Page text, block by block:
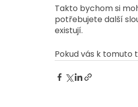
Takto bychom si
potřebujete další
existují.
Pokud vás k tomuto